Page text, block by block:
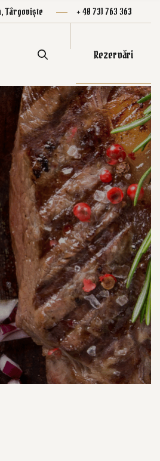
Târgoviște + 40 731 763 363
Rezervări